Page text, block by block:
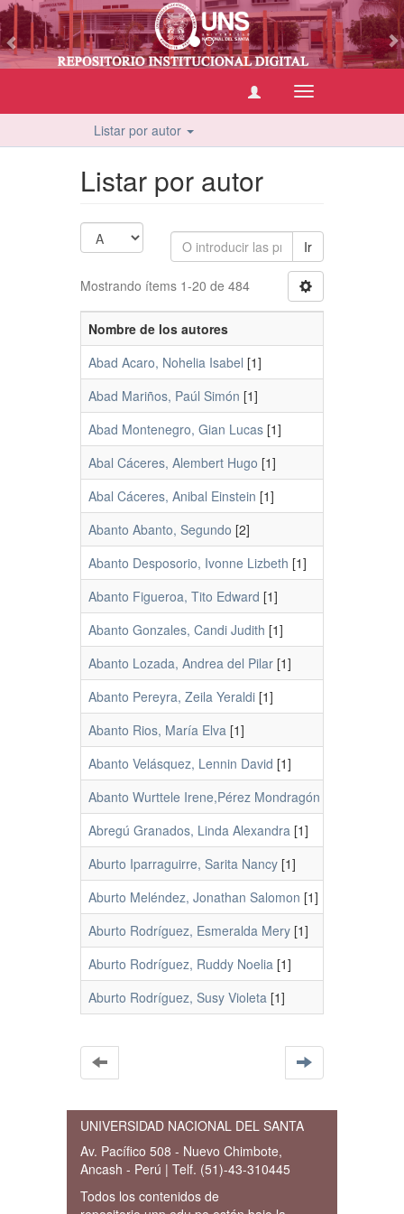
Cambiar
navegación
Listar por autor
Listar por autor
Ir
Mostrando ítems 1-20 de 484
Nombre de los autores
Abad Acaro, Nohelia Isabel [1]
Abad Mariños, Paúl Simón [1]
Abad Montenegro, Gian Lucas [1]
Abal Cáceres, Alembert Hugo [1]
Abal Cáceres, Anibal Einstein [1]
Abanto Abanto, Segundo [2]
Abanto Desposorio, Ivonne Lizbeth [1]
Abanto Figueroa, Tito Edward [1]
Abanto Gonzales, Candi Judith [1]
Abanto Lozada, Andrea del Pilar [1]
Abanto Pereyra, Zeila Yeraldi [1]
Abanto Rios, María Elva [1]
Abanto Velásquez, Lennin David [1]
Abanto Wurttele Irene,Pérez Mondragón
Abregú Granados, Linda Alexandra [1]
Aburto Iparraguirre, Sarita Nancy [1]
Aburto Meléndez, Jonathan Salomon [1]
Aburto Rodríguez, Esmeralda Mery [1]
Aburto Rodríguez, Ruddy Noelia [1]
Aburto Rodríguez, Susy Violeta [1]
UNIVERSIDAD NACIONAL DEL SANTA
Av. Pacífico 508 - Nuevo Chimbote,
Ancash - Perú | Telf. (51)-43-310445
Todos los contenidos de